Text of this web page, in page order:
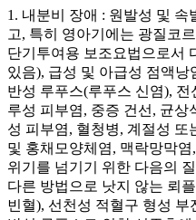
1. 내분비 장애 : 원발성 및
고, 특히 영아기에는 광질코
단기투여용 보조요법으로서
있음), 급성 및 아급성 점액
반성 루푸스(루푸스 신염),
루성 피부염, 중증 건선, 균상
성 피부염, 혈청병, 계절성
및 홍채모양체염, 맥락망막
위기를 넘기기 위한 다음의
다른 방법으로 낫지 않는 뢰
빈혈), 선천성 적혈구 형성